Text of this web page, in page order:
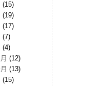
(15)
(19)
(17)
(7)
(4)
(12)
(13)
(15)